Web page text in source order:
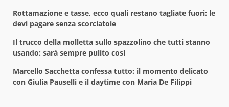
Rottamazione e tasse, ecco quali restano tagliate fuori: le
devi pagare senza scorciatoie
Il trucco della molletta sullo spazzolino che tutti stanno
usando: sarà sempre pulito così
Marcello Sacchetta confessa tutto: il momento delicato
con Giulia Pauselli e il daytime con Maria De Filippi